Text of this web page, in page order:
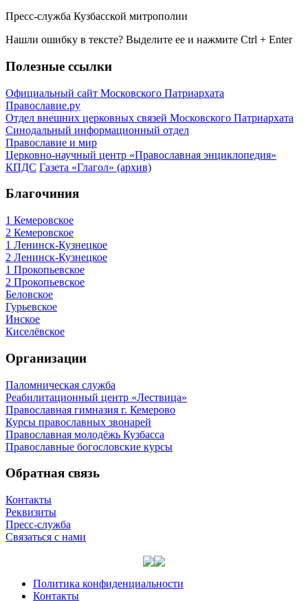
Пресс-служба Кузбасской митрополии
Нашли ошибку в тексте? Выделите ее и нажмите Ctrl + Enter
Полезные ссылки
Официальный сайт Московского Патриархата
Православие.ру
Отдел внешних церковных связей Московского Патриархата
Синодальный информационный отдел
Православие и мир
Церковно-научный центр «Православная энциклопедия»
КПДС Газета «Глагол» (архив)
Благочиния
1 Кемеровское
2 Кемеровское
1 Ленинск-Кузнецкое
2 Ленинск-Кузнецкое
1 Прокопьевское
2 Прокопьевское
Беловское
Гурьевское
Инское
Киселёвское
Организации
Паломническая служба
Реабилитационный центр «Лествица»
Православная гимназия г. Кемерово
Курсы православных звонарей
Православная молодёжь Кузбасса
Православные богословские курсы
Обратная связь
Контакты
Реквизиты
Пресс-служба
Связаться с нами
Политика конфиденциальности
Контакты